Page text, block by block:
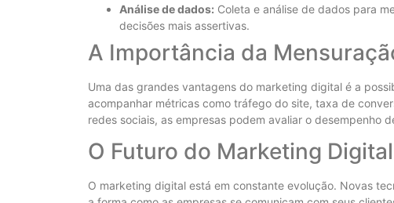
Análise de dados: Coleta e análise de dados para
decisões mais assertivas.
A Importância da
Uma das grandes vantagens do marketing digital é a
acompanhar métricas como tráfego do site, taxa de
redes sociais, as empresas podem avaliar o desempenho
O Futuro do Marketing Digital
O marketing digital está em constante evolução. Novas